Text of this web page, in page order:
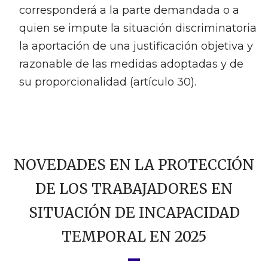
corresponderá a la parte demandada o a
quien se impute la situación discriminatoria
la aportación de una justificación objetiva y
razonable de las medidas adoptadas y de
su proporcionalidad (artículo 30).
NOVEDADES EN LA PROTECCIÓN
DE LOS TRABAJADORES EN
SITUACIÓN DE INCAPACIDAD
TEMPORAL EN 2025